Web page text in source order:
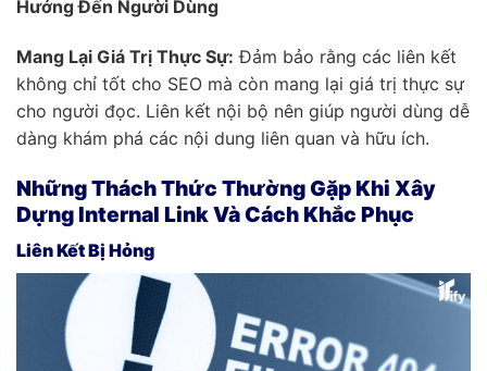
Hướng Đến Người Dùng
Mang Lại Giá Trị Thực Sự: Đảm bảo rằng các liên kết
không chỉ tốt cho SEO mà còn mang lại giá trị thực sự
cho người đọc. Liên kết nội bộ nên giúp người dùng dễ
dàng khám phá các nội dung liên quan và hữu ích.
Những Thách Thức Thường Gặp Khi Xây
Dựng Internal Link Và Cách Khắc Phục
Liên Kết Bị Hỏng